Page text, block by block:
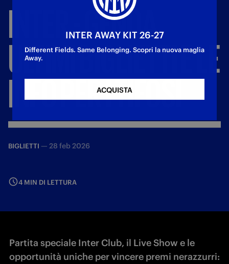
INTER-GENOA,
ULTIMIBIGLIETTIELE
INFOPERITIFOSI
BIGLIETTI — 28 feb 2026
4 MIN DI LETTURA
Partita speciale Inter Club, il Live Show e le
opportunità uniche per vincere premi nerazzurri:
INTER AWAY KIT 26-27
Different Fields. Same Belonging. Scopri la nuova maglia
Away.
ACQUISTA